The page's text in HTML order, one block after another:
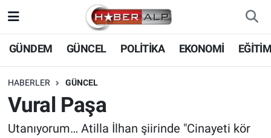
GÜNDEM GÜNCEL POLİTİKA EKONOMİ
HABERLER GÜNCEL
Vural Paşa
Utanıyorum… Atilla İlhan şiirinde "Cinayeti kör
Nöbetçi Eczaneler
Hava Durumu
Trafik Durumu